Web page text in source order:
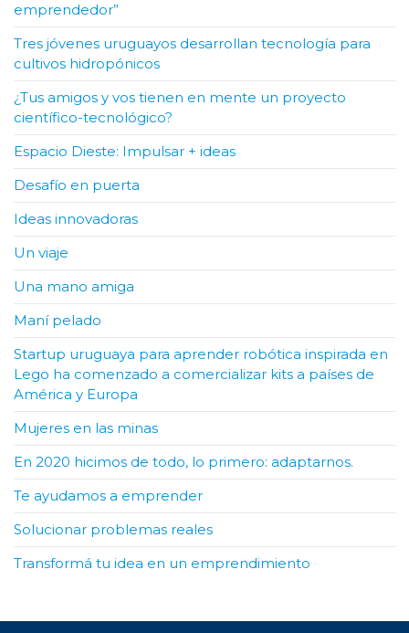
emprendedor”
Tres jóvenes uruguayos desarrollan tecnología para
cultivos hidropónicos
¿Tus amigos y vos tienen en mente un proyecto
científico-tecnológico?
Espacio Dieste: Impulsar + ideas
Desafío en puerta
Ideas innovadoras
Un viaje
Una mano amiga
Maní pelado
Startup uruguaya para aprender robótica inspirada en
Lego ha comenzado a comercializar kits a países de
América y Europa
Mujeres en las minas
En 2020 hicimos de todo, lo primero: adaptarnos.
Te ayudamos a emprender
Solucionar problemas reales
Transformá tu idea en un emprendimiento